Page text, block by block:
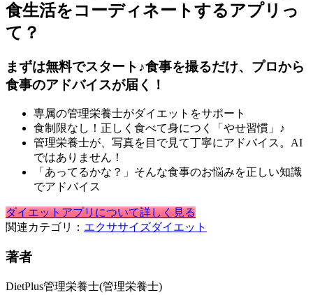
食生活をコーディネートするアプリっ
て？
まずは無料でスタート♪食事を撮るだけ、プロから
食事のアドバイスが届く！
専属の管理栄養士がダイエットをサポート
食制限なし！正しく食べて身につく「やせ習慣」♪
管理栄養士が、写真を目で見て丁寧にアドバイス。AI
ではありません！
「あってるかな？」そんな食事のお悩みを正しい知識
でアドバイス
ダイエットアプリについて詳しく見る
関連カテゴリ： エクササイズダイエット
著者
DietPlus管理栄養士(管理栄養士)